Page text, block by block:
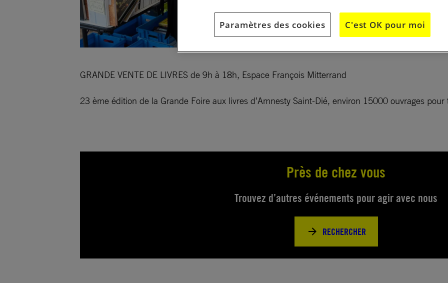
GRANDE VENTE DE LIVRES de 9h à 18h, Espace François Mitterrand
23 ème édition de la Grande Foire aux livres d’Amnesty Saint-Dié, environ 15000 ouvrages
Près de chez vous
Trouvez d’autres événements pour agir avec nous
RECHERCHER
Paramètres des cookies C'est OK pour moi